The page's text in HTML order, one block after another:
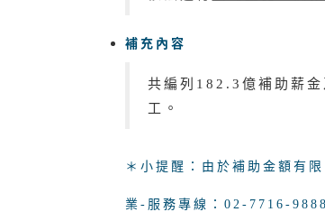
補充內容
共編列182.3億補助薪金
工。
＊小提醒：由於補助金額有限
業-服務專線：02-7716-9888